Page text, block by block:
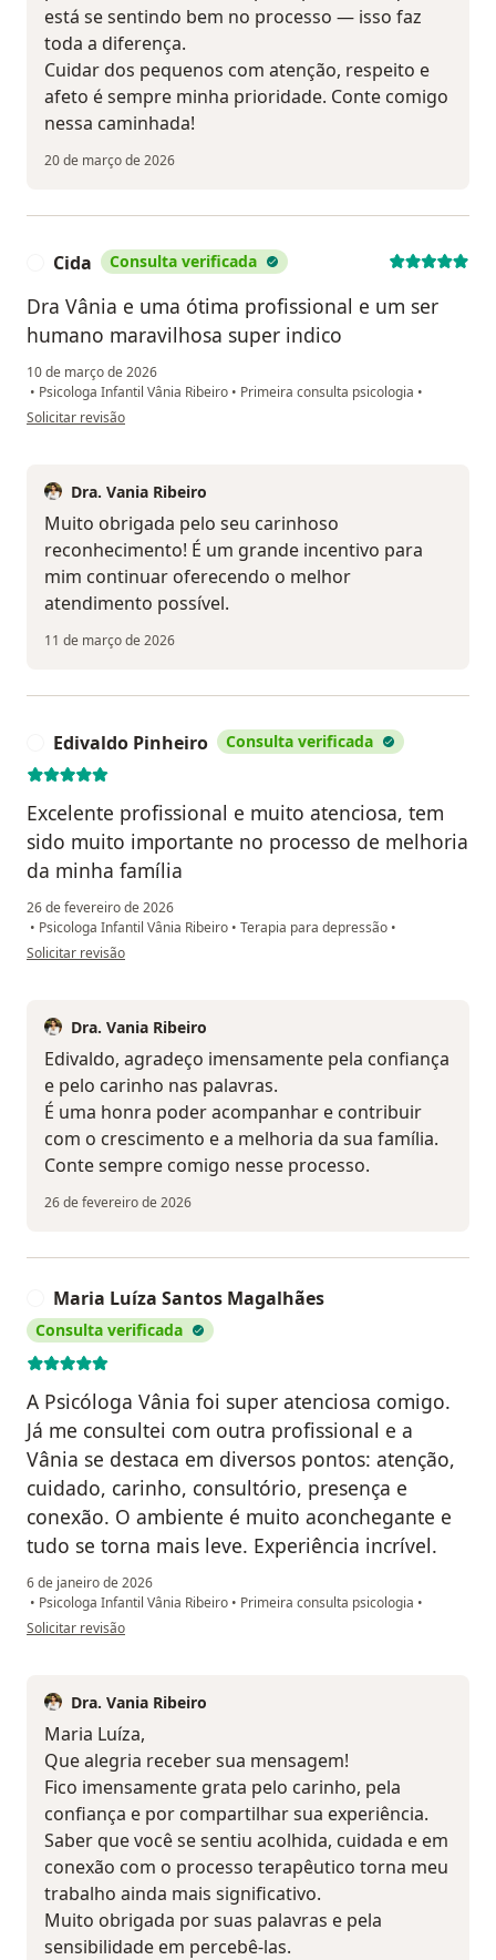
está se sentindo bem no processo — isso faz
toda a diferença.
Cuidar dos pequenos com atenção, respeito e
afeto é sempre minha prioridade. Conte comigo
nessa caminhada!
20 de março de 2026
Cida Consulta verificada
Dra Vânia e uma ótima profissional e um ser
humano maravilhosa super indico
10 de março de 2026
• Psicologa Infantil Vânia Ribeiro • Primeira consulta psicologia •
na opinião do utilizador Cida
Solicitar revisão
Dra. Vania Ribeiro
Muito obrigada pelo seu carinhoso
reconhecimento! É um grande incentivo para
mim continuar oferecendo o melhor
atendimento possível.
11 de março de 2026
Edivaldo Pinheiro Consulta verificada
Excelente profissional e muito atenciosa, tem
sido muito importante no processo de melhoria
da minha família
26 de fevereiro de 2026
• Psicologa Infantil Vânia Ribeiro • Terapia para depressão •
na opinião do utilizador Edivaldo Pinheiro
Solicitar revisão
Dra. Vania Ribeiro
Edivaldo, agradeço imensamente pela confiança
e pelo carinho nas palavras.
É uma honra poder acompanhar e contribuir
com o crescimento e a melhoria da sua família.
Conte sempre comigo nesse processo.
26 de fevereiro de 2026
Maria Luíza Santos Magalhães
Consulta verificada
A Psicóloga Vânia foi super atenciosa comigo.
Já me consultei com outra profissional e a
Vânia se destaca em diversos pontos: atenção,
cuidado, carinho, consultório, presença e
conexão. O ambiente é muito aconchegante e
tudo se torna mais leve. Experiência incrível.
6 de janeiro de 2026
• Psicologa Infantil Vânia Ribeiro • Primeira consulta psicologia •
na opinião do utilizador Maria Luíza Santos Magalhães
Solicitar revisão
Dra. Vania Ribeiro
Maria Luíza,
Que alegria receber sua mensagem!
Fico imensamente grata pelo carinho, pela
confiança e por compartilhar sua experiência.
Saber que você se sentiu acolhida, cuidada e em
conexão com o processo terapêutico torna meu
trabalho ainda mais significativo.
Muito obrigada por suas palavras e pela
sensibilidade em percebê-las.